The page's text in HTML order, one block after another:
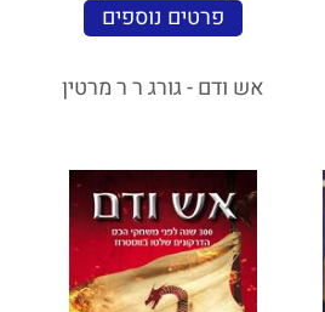
פרטים נוספים
אש ודם - גורג ר ר מרטין